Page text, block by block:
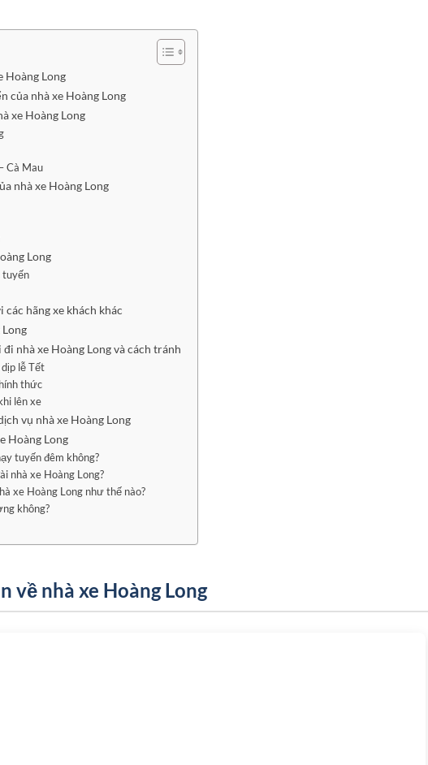
Hoàng Long
của nhà xe Hoàng Long
xe Hoàng Long
Cà Mau
nhà xe Hoàng Long
Long
tuyến
các hãng xe khách khác
nhà xe Hoàng Long và cách tránh
lễ Tết
thức
lên xe
vụ nhà xe Hoàng Long
Hoàng Long
tuyến đêm không?
nhà xe Hoàng Long?
xe Hoàng Long như thế nào?
không?
về nhà xe Hoàng Long